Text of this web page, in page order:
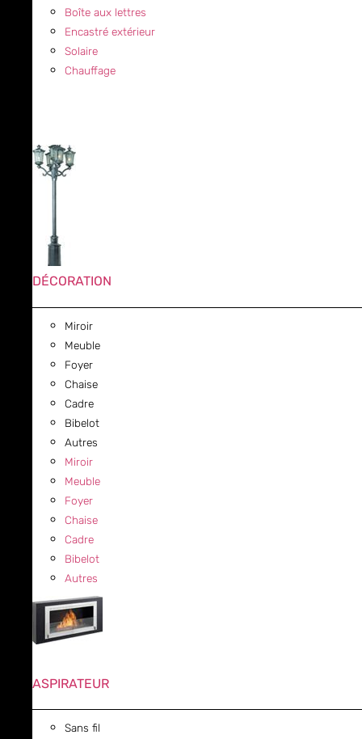
Boîte aux lettres
Encastré extérieur
Solaire
Chauffage
DÉCORATION
Miroir
Meuble
Foyer
Chaise
Cadre
Bibelot
Autres
Miroir
Meuble
Foyer
Chaise
Cadre
Bibelot
Autres
ASPIRATEUR
Sans fil